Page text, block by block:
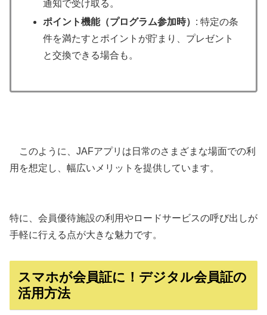
通知で受け取る。
ポイント機能（プログラム参加時） : 特定の条
件を満たすとポイントが貯まり、プレゼント
と交換できる場合も。
このように、JAFアプリは日常のさまざまな場面での利
用を想定し、幅広いメリットを提供しています。
特に、会員優待施設の利用やロードサービスの呼び出しが
手軽に行える点が大きな魅力です。
スマホが会員証に！デジタル会員証の
活用方法